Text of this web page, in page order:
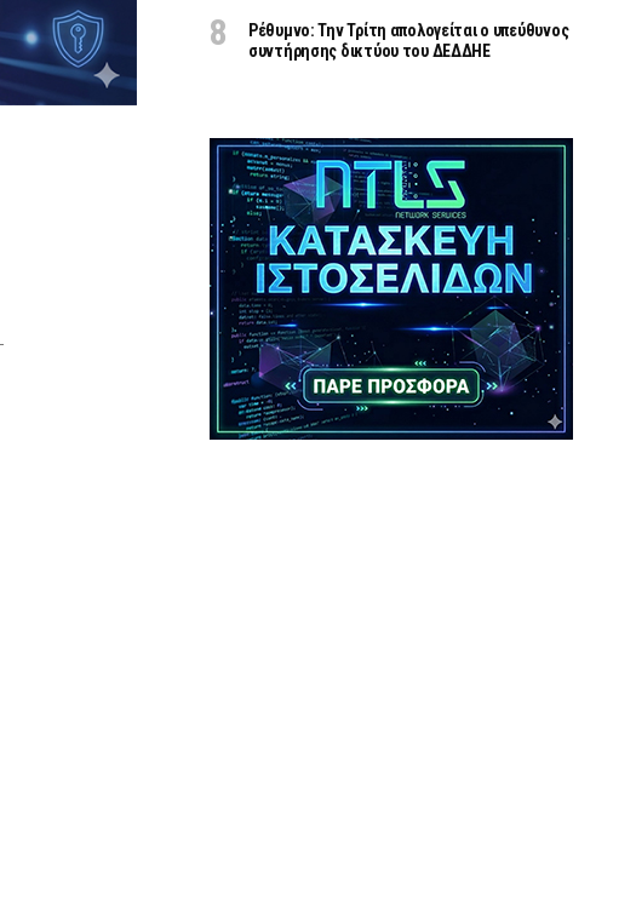
Ρέθυμνο: Την Τρίτη απολογείται ο υπεύθυνος
συντήρησης δικτύου του ΔΕΔΔΗΕ